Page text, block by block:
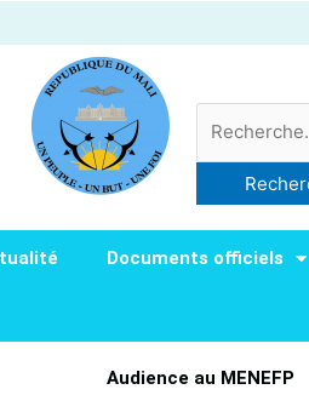
Documents officiels
Audience au MENEFP